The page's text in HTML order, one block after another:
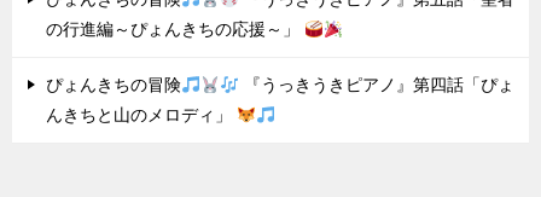
の行進編～ぴょんきちの応援～」
ぴょんきちの冒険
『うっきうきピアノ』第四話「ぴょ
んきちと山のメロディ」